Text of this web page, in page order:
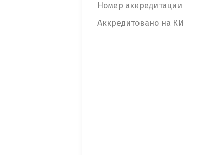
Номер аккредитации
Аккредитовано на КИ